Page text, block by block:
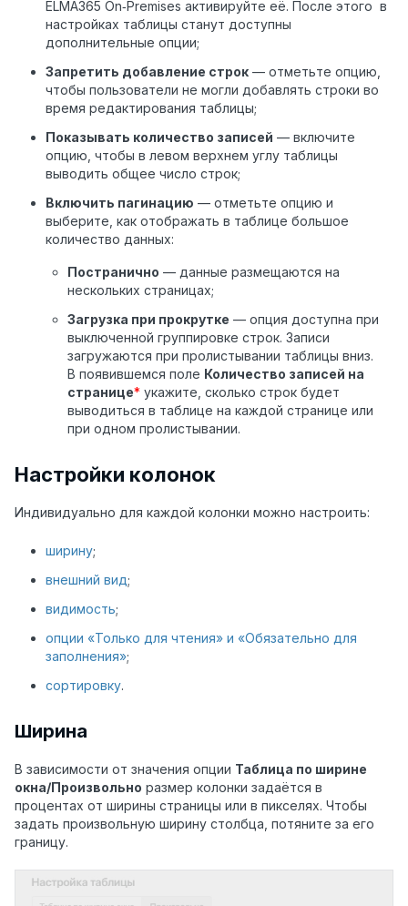
ELMA365 On‑Premises активируйте её. После этого в
настройках таблицы станут доступны
дополнительные опции;
Запретить добавление строк — отметьте опцию,
чтобы пользователи не могли добавлять строки во
время редактирования таблицы;
Показывать количество записей — включите
опцию, чтобы в левом верхнем углу таблицы
выводить общее число строк;
Включить пагинацию — отметьте опцию и
выберите, как отображать в таблице большое
количество данных:
Постранично — данные размещаются на
нескольких страницах;
Загрузка при прокрутке — опция доступна при
выключенной группировке строк. Записи
загружаются при пролистывании таблицы вниз.
В появившемся поле Количество записей на
странице* укажите, сколько строк будет
выводиться в таблице на каждой странице или
при одном пролистывании.
Настройки колонок
Индивидуально для каждой колонки можно настроить:
ширину;
внешний вид;
видимость;
опции «Только для чтения» и «Обязательно для
заполнения»;
сортировку.
Ширина
В зависимости от значения опции Таблица по ширине
окна/Произвольно размер колонки задаётся в
процентах от ширины страницы или в пикселях. Чтобы
задать произвольную ширину столбца, потяните за его
границу.